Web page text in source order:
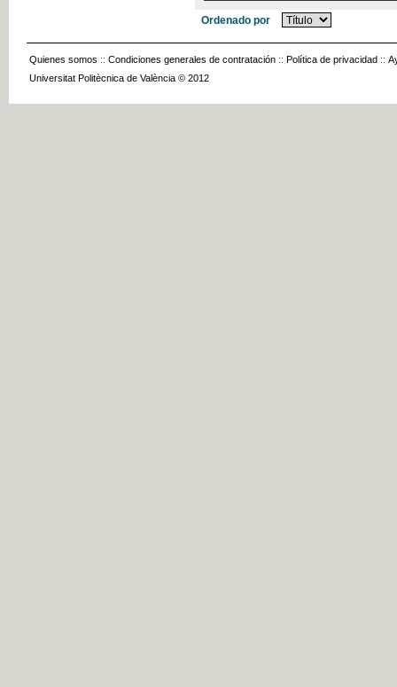
Ordenado por
Quienes somos :: Condiciones generales de contratación :: Política de privacidad ::
Universitat Politècnica de València © 2012